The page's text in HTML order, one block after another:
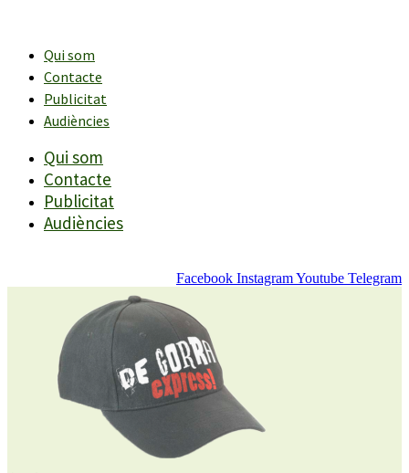
contingutQui som
Contacte
Publicitat
Audiències
Qui som
Contacte
Publicitat
Audiències
Facebook InstagramYoutube Telegram